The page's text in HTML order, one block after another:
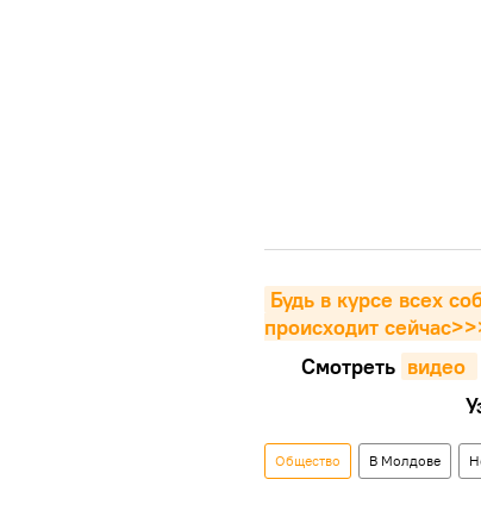
Будь в курсе всех
происходит
Смотреть видео
Общество В Молдове